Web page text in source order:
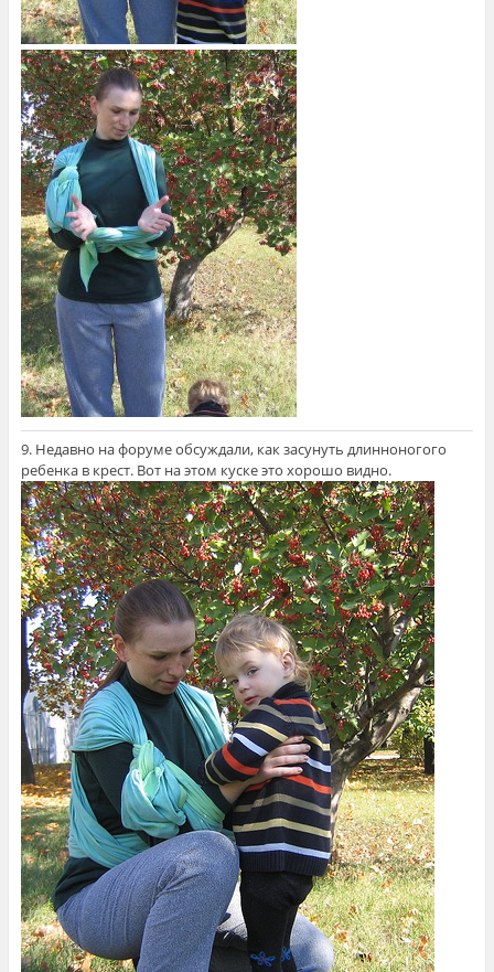
9. Недавно на форуме обсуждали, как засунуть длинноногого
ребенка в крест. Вот на этом куске это хорошо видно.